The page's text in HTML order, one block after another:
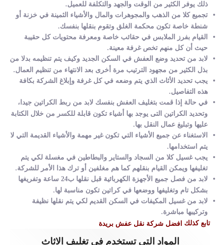
ذلك يوفر الكثير من الوقت والجهد والتكلفة للعميل.
تجميع كلا من الذهب والمجوهرات والمال والأشياء الثمينة في خزنة أو
شنطة خاصة تكون محكمة الغلق وتقوم بنقلها بنفسك.
القيام بفرز الملابس في حقائب خاصة ومعرفة محتويات كل حقيبة
حيث أن كل منهم تخص غرفة معينة.
لابد من تحديد وضع العفش في السكن الجديد وكيف يتم تنظيمه بدلا من
بذل الكثير من مجهود الترتيب مرة أخرى بعد الانتهاء من تنظيم العمال.
يجب تحديد الأثاث الذي يتم وضعه في كل غرفة وإبلاغ الشركة بكافة
هذه التفاصيل.
في حالة إذا قمت بتغليف العفش بنفسك لابد من ربط الكراتين جيدا،
وتحديد الكراتين التى يوجد بها أشياء تكون قابلة للكسر من خلال الكتابة
عليها وتبليغ عمال النقل بها.
الاستغناء عن جميع الأشياء التي تكون غير مهمة والأشياء القديمة التي لا
يتم استخدامها.
يجب غسيل كلا من السجاد والستاير والبطاطين في مغسلة لكي يتم
تغليفها ويمكن القيام بنقلهم كما هم مغلفين أو ترك هذا الأمر للشركة.
لابد من فصل جميع الأجهزة الكهربائية قبل نقلها ب24 ساعة وتفريغها
بشكل تام وتغليفها ووضعها في كراتين تكون مناسبة لها.
لابد من غسيل المكيفات في السكن القديم لكي يتم نقلها نظيفة
وتركيبها مباشرة.
تابع كذلك افضل شركة نقل عفش بريدة
المواد التي تستخدم في تغليف الاثاث